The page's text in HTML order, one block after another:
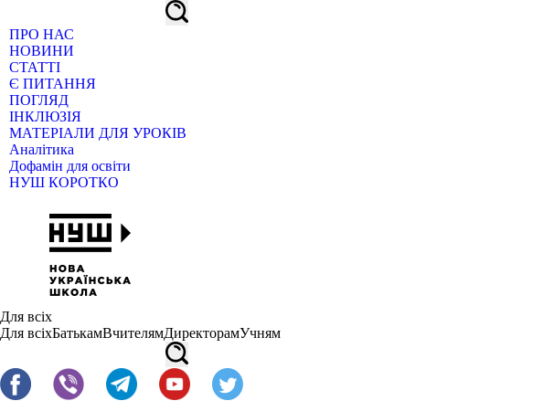
ПРО НАС
НОВИНИ
СТАТТІ
Є ПИТАННЯ
ПОГЛЯД
ІНКЛЮЗІЯ
МАТЕРІАЛИ ДЛЯ УРОКІВ
Аналітика
Дофамін для освіти
НУШ КОРОТКО
Для всіх
Для всіхБатькамВчителямДиректорамУчням